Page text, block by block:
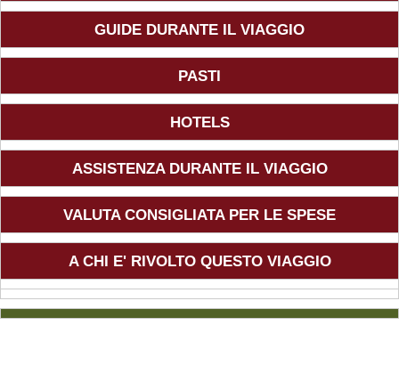
GUIDE DURANTE IL VIAGGIO
PASTI
HOTELS
ASSISTENZA DURANTE IL VIAGGIO
VALUTA CONSIGLIATA PER LE SPESE
A CHI E' RIVOLTO QUESTO VIAGGIO